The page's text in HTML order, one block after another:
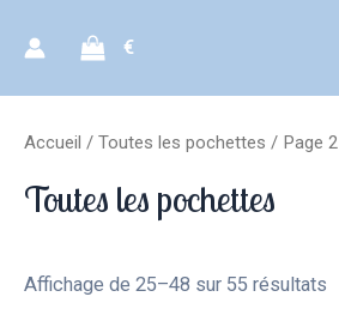
€
Accueil / Toutes les pochettes / Page 2
Toutes les pochettes
Affichage de 25–48 sur 55 résultats